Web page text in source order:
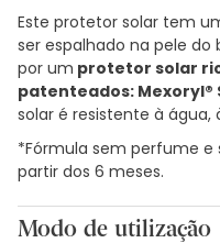
Este protetor solar tem
ser espalhado na pele
por um protetor solar
patenteados: Mexoryl®
solar é resistente à água,
*Fórmula sem perfume e
partir dos 6 meses.
Modo de utilização